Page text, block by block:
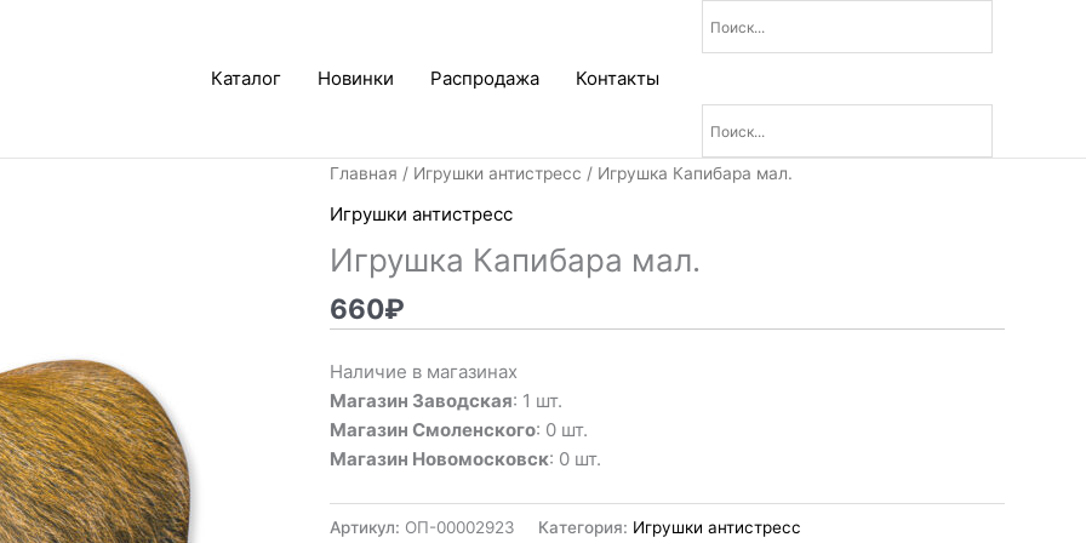
Каталог Новинки Распродажа Контакты
Главная / Игрушки антистресс / Игрушка Капибара мал.
Игрушки антистресс
Игрушка Капибара мал.
660₽
Наличие в магазинах
Магазин Заводская: 1 шт.
Магазин Смоленского: 0 шт.
Магазин Новомосковск: 0 шт.
Артикул: ОП-00002923 Категория: Игрушки антистресс